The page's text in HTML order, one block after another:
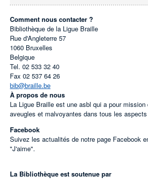
Comment nous contacter ?
Bibliothèque de la Ligue Braille
Rue d'Angleterre 57
1060 Bruxelles
Belgique
Tel. 02 533 32 40
Fax 02 537 64 26
bib@braille.be
À propos de nous
La Ligue Braille est une asbl qui a pour mission
aveugles et malvoyantes dans tous les
Facebook
Suivez les actualités de notre page Facebook
"J'aime".
La Bibliothèque est soutenue par